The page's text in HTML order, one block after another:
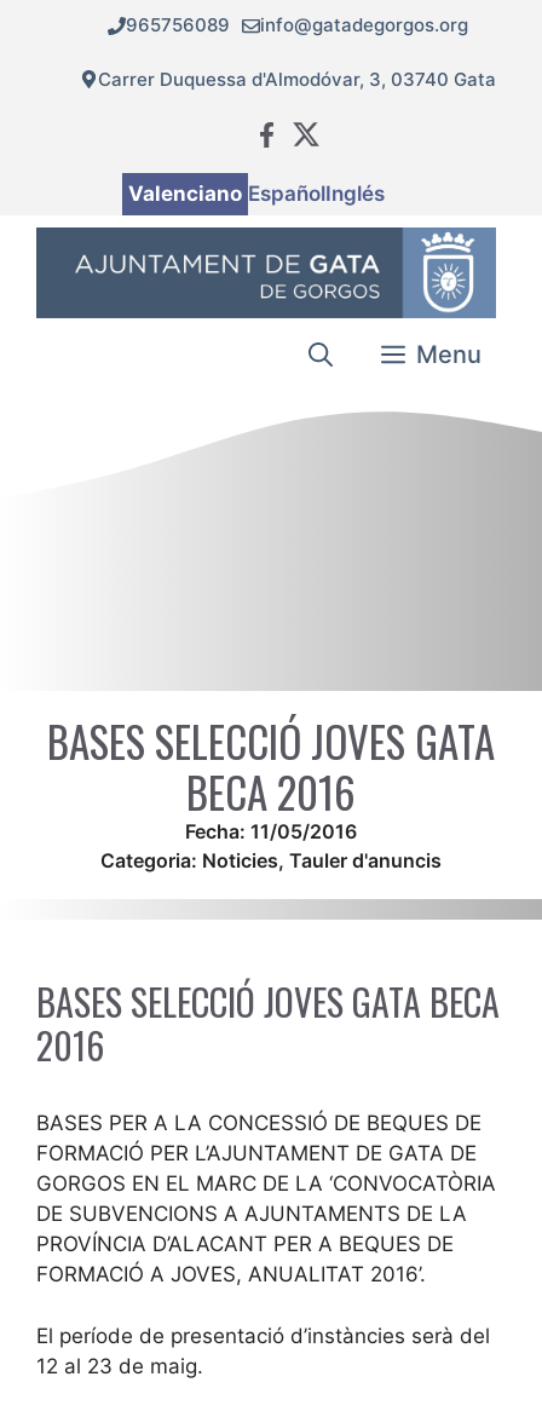
contingut
965756089 info@gatadegorgos.org
Carrer Duquessa d'Almodóvar, 3, 03740 Gata
Valenciano EspañolInglés
Menu
BASES SELECCIÓ JOVES GATA
BECA 2016
Fecha: 11/05/2016
Categoria: Noticies, Tauler d'anuncis
BASES SELECCIÓ JOVES GATA BECA
2016
BASES PER A LA CONCESSIÓ DE BEQUES DE
FORMACIÓ PER L’AJUNTAMENT DE GATA DE
GORGOS EN EL MARC DE LA ‘CONVOCATÒRIA
DE SUBVENCIONS A AJUNTAMENTS DE LA
PROVÍNCIA D’ALACANT PER A BEQUES DE
FORMACIÓ A JOVES, ANUALITAT 2016’.
El període de presentació d’instàncies serà del
12 al 23 de maig.